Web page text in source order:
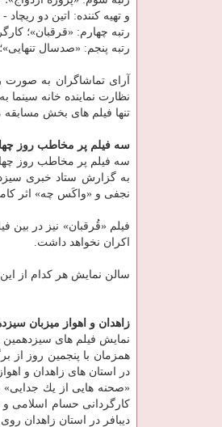
و تهیه كننده: اتین دو
رتبه چهارم: «قرقبان»؛
رتبه پنجم: «صدسال
آرای تماشاگران به صورت
نظارت نماینده خانه سینما
تنها فیلم های بخش
سه فیلم پر مخاطب روز
سه فیلم پر مخاطب روز چهارم
به گزارش ستاد خبری
نجفی و «واكَس چه» اثر
فیلم «قُرقبان» نیز در
اكران نخواهد داشت.
سالن نمایش هر كدام از این
زاهدان و اهواز میزبان
نمایش فیلم های سیزدهمین
در استان های زاهدان و
«صحنه هایی از یك جدایی»
كارگردانی حسام اسلامی و
دیبافر در استان زاهدان